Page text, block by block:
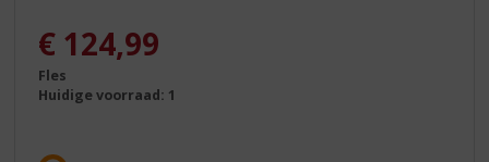
€ 124,99
Fles
Huidige voorraad: 1